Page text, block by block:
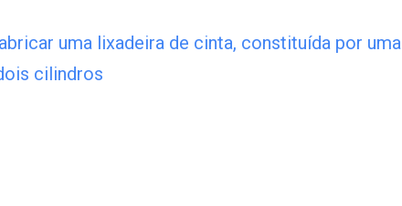
uma lixadeira de cinta, constituída por uma
cilindros